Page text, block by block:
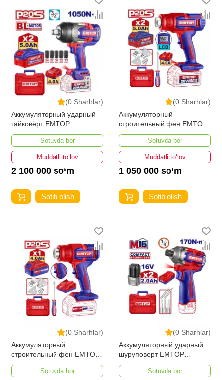
(0 Sharhlar)
Аккумуляторный ударный
гайковёрт EMTOP
ECIWL20105
Sotuvda bor
Muddatli to‘lov
2 100 000 so‘m
Sotib olish
(0 Sharhlar)
Аккумуляторный
строительный фен EMTOP
EHGN200318
Sotuvda bor
Muddatli to‘lov
1 050 000 so‘m
Sotib olish
(0 Sharhlar)
Аккумуляторный
строительный фен EMTOP
EHGN20065
Sotuvda bor
(0 Sharhlar)
Аккумуляторный ударный
шуруповерт EMTOP
ECIRL16178
Sotuvda bor